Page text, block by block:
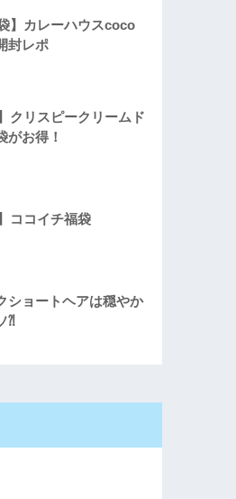
】カレーハウスcoco
封レポ
クリスピークリームド
がお得！
ココイチ福袋
ショートヘアは穏やか
⁈